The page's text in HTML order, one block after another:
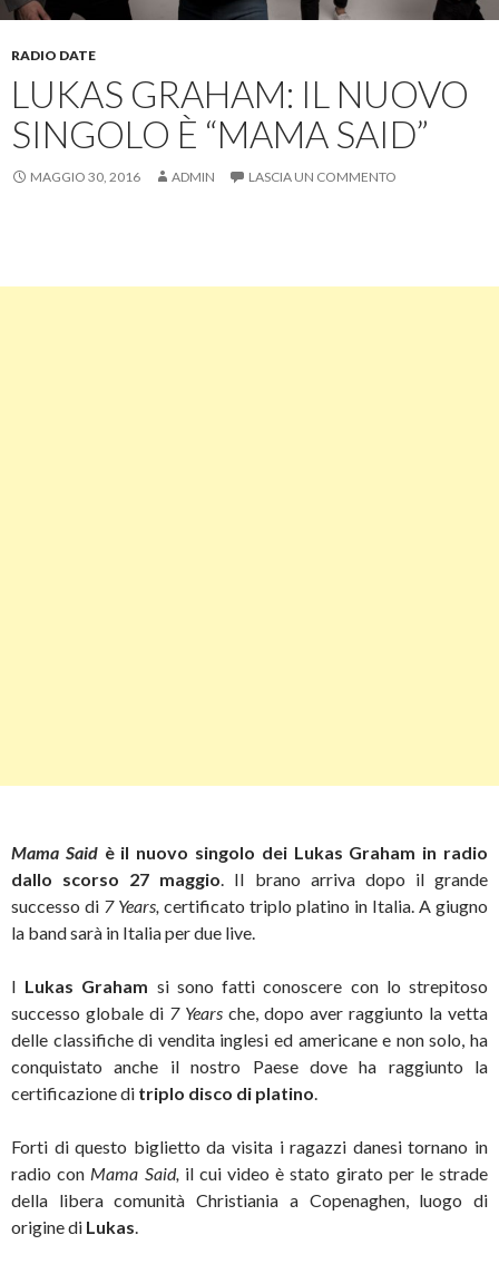
RADIO DATE
LUKAS GRAHAM: IL NUOVO
SINGOLO È “MAMA SAID”
MAGGIO 30, 2016 ADMIN LASCIA UN COMMENTO
Mama Said è il nuovo singolo dei Lukas Graham in radio
dallo scorso 27 maggio . Il brano arriva dopo il grande
successo di 7 Years, certificato triplo platino in Italia. A giugno
la band sarà in Italia per due live.
I Lukas Graham si sono fatti conoscere con lo strepitoso
successo globale di 7 Years che, dopo aver raggiunto la vetta
delle classifiche di vendita inglesi ed americane e non solo, ha
conquistato anche il nostro Paese dove ha raggiunto la
certificazione di triplo disco di platino
Forti di questo biglietto da visita i ragazzi danesi tornano in
radio con Mama Said, il cui video è stato girato per le strade
della libera comunità Christiania a Copenaghen, luogo di
origine di Lukas